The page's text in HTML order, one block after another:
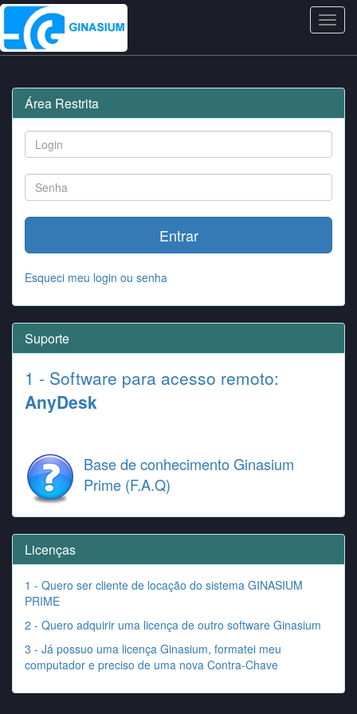
Menu
Área Restrita
Entrar
Esqueci meu login ou senha
Suporte
1 - Software para acesso remoto:
AnyDesk
Base de conhecimento Ginasium
Prime (F.A.Q)
Licenças
1 - Quero ser cliente de locação do sistema GINASIUM
PRIME
2 - Quero adquirir uma licença de outro software Ginasium
3 - Já possuo uma licença Ginasium, formatei meu
computador e preciso de uma nova Contra-Chave